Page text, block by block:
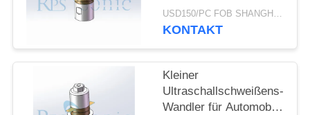
Leistung des wandler-
28khz 800W
USD150/PC FOB SHANGHAI MOQ:1pcs
KONTAKT
Kleiner
Ultraschallschweißens-
Wandler für Automobil-